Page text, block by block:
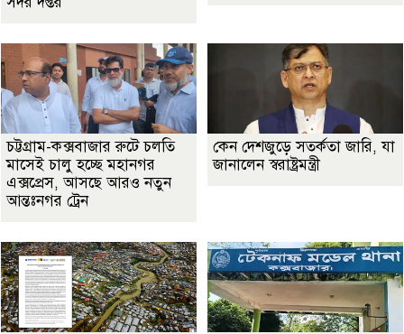
চট্টগ্রাম-কক্সবাজার রুটে চলতি
মাসেই চালু হচ্ছে মহানগর
এক্সপ্রেস, আসছে আরও নতুন
আন্তঃনগর ট্রেন
কেন দেশজুড়ে সতর্কতা জারি, যা
জানালেন স্বরাষ্ট্রমন্ত্রী